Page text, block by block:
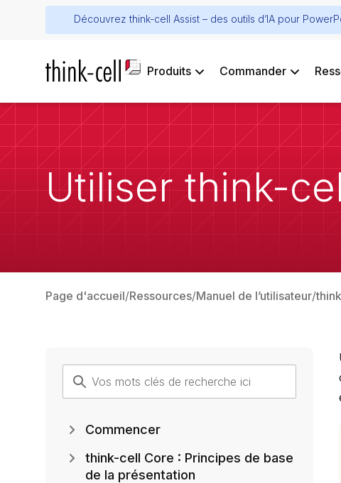
Découvrez think-cell Assist – des outils d’IA pour
Produits Commander
Utiliser think-
Page d'accueil Ressources Manuel de l’utilisateur
Commencer
think-cell Core : Principes de base
de la présentation